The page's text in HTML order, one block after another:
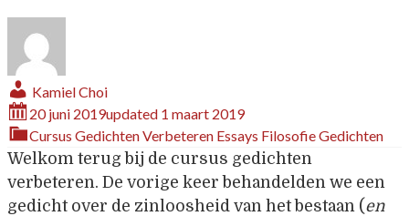
Kamiel Choi
20 juni 2019updated 1 maart 2019
Cursus Gedichten Verbeteren Essays FilosofieGedichten
Welkom terug bij de cursus gedichten
verbeteren. De vorige keer behandelden we een
gedicht over de zinloosheid van het bestaan (en